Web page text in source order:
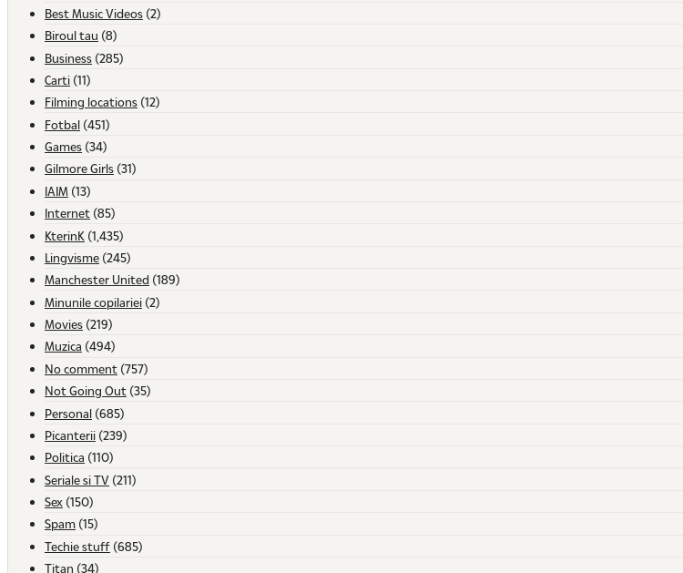
Best Music Videos (2)
Biroul tau (8)
Business (285)
Carti (11)
Filming locations (12)
Fotbal (451)
Games (34)
Gilmore Girls (31)
IAIM (13)
Internet (85)
KterinK (1,435)
Lingvisme (245)
Manchester United (189)
Minunile copilariei (2)
Movies (219)
Muzica (494)
No comment (757)
Not Going Out (35)
Personal (685)
Picanterii (239)
Politica (110)
Seriale si TV (211)
Sex (150)
Spam (15)
Techie stuff (685)
Titan (34)